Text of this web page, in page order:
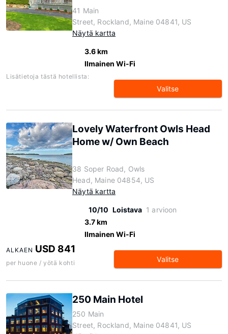
41 Main
Street, Rockland, Maine 04841, US
Näytä kartta
3.6 km
Ilmainen Wi-Fi
Lisätietoja tästä hotellista:
Valitse
Lovely Waterfront Owls Head
Home w/ Own Beach
38 Soper Road, Owls
Head, Maine 04854, US
Näytä kartta
10/10 Loistava 1 arvioon
3.7 km
Ilmainen Wi-Fi
ALKAEN USD 841
per huone / yötä kohti Valitse
250 Main Hotel
250 Main
Street, Rockland, Maine 04841, US